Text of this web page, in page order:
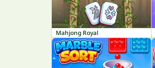
Mahjong Royal